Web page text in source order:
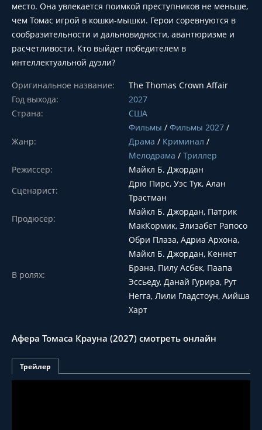
место. Она увлекается поимкой преступников не меньше,
чем Томас игрой в кошки-мышки. Герои соревнуются в
сообразительности и дальновидности, авантюризме и
расчетливости. Кто выйдет победителем в
интеллектуальной дуэли?
Оригинальное название:
The Thomas Crown Affair
Год выхода:
2027
Страна:
США
Жанр:
Фильмы / Фильмы 2027 /
Драма / Криминал /
Мелодрама / Триллер
Режиссер:
Майкл Б. Джордан
Сценарист:
Дрю Пирс, Уэс Тук, Алан
Трастман
Продюсер:
Майкл Б. Джордан, Патрик
МакКормик, Элизабет Рапосо
В ролях:
Обри Плаза, Адриа Архона,
Майкл Б. Джордан, Кеннет
Брана, Пилу Асбек, Паапа
Эссьеду, Данай Гурира, Рут
Негга, Лили Гладстоун, Аийша
Харт
Афера Томаса Крауна (2027) смотреть онлайн
Трейлер